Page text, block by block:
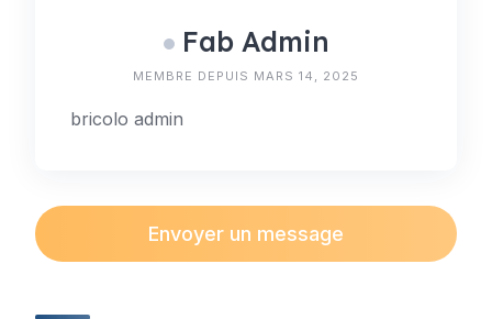
Fab Admin
MEMBRE DEPUIS MARS 14, 2025
bricolo admin
Envoyer un message